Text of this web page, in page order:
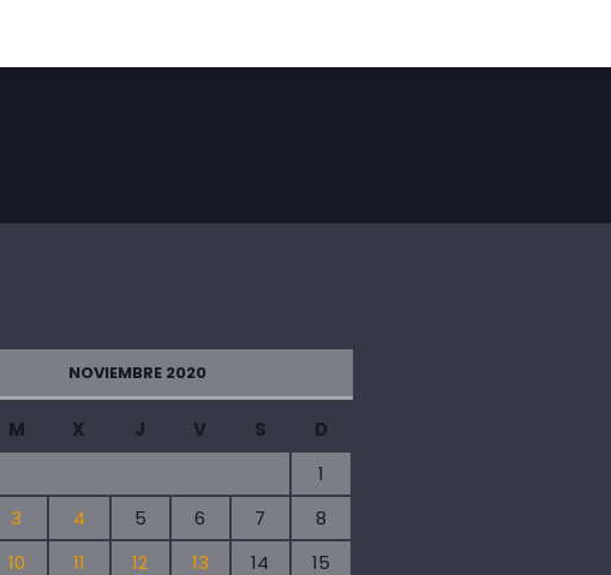
NOVIEMBRE 2020
M X J V S
D
1
3 4 5 6 7
8
10 11 12 13 14
15